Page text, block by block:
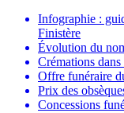
Infographie :
Finistère
Évolution du
Crémations
Offre funéraire
Prix des
Concessions